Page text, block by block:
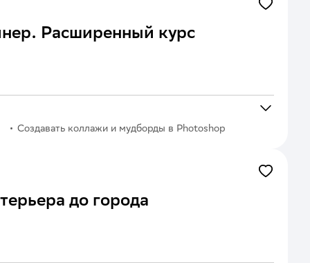
Расширенный курс
Создавать коллажи и мудборды в Photoshop
до города